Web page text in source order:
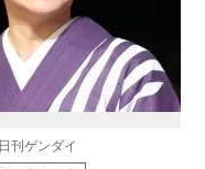
刊ゲンダイ